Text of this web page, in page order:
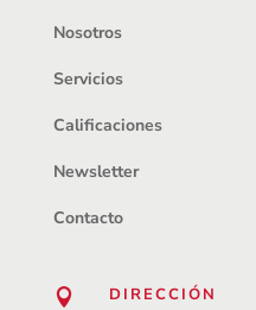
Nosotros
Servicios
Calificaciones
Newsletter
Contacto
 DIRECCIÓN